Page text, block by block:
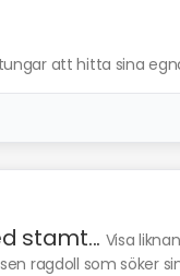
att hitta sina
stamt... Visa
ragdoll som söker